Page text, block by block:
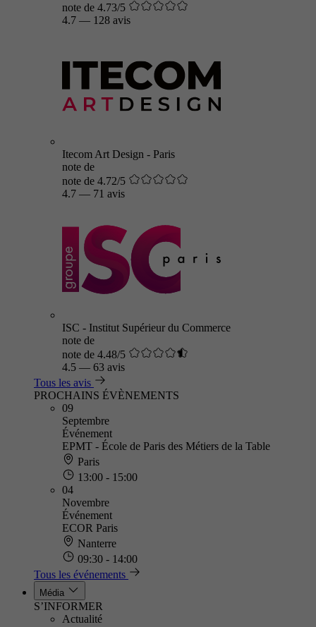
note de 4.73/5
4.7 — 128 avis
Itecom Art Design - Paris
note de
note de 4.72/5
4.7 — 71 avis
ISC - Institut Supérieur du Commerce
note de
note de 4.48/5
4.5 — 63 avis
Tous les avis
PROCHAINS ÉVÈNEMENTS
09
Septembre
Événement
EPMT - École de Paris des Métiers de la Table
Paris
13:00 - 15:00
04
Novembre
Événement
ECOR Paris
Nanterre
09:30 - 14:00
Tous les événements
Média
S’INFORMER
Actualité